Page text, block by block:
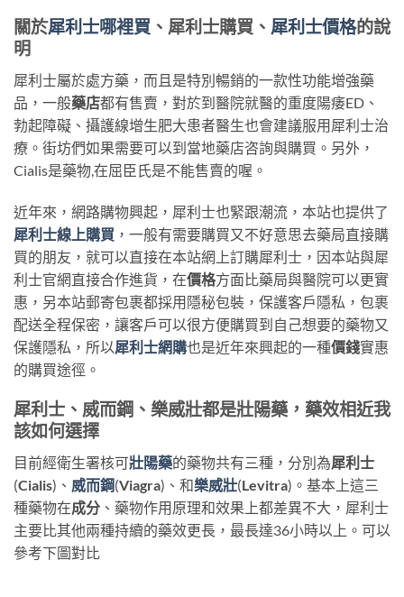
關於犀利士哪裡買 、犀利士購買、 犀利士價格的說
明
犀利士屬於處方藥，而且是特別暢銷的一款性功能增強藥
品，一般藥店都有售賣，對於到醫院就醫的重度陽痿ED、
勃起障礙、攝護線增生肥大患者醫生也會建議服用犀利士治
療。街坊們如果需要可以到當地藥店咨詢與購買。另外，
Cialis是藥物,在屈臣氏是不能售賣的喔。
近年來，網路購物興起，犀利士也緊跟潮流，本站也提供了
犀利士線上購買 ，一般有需要購買又不好意思去藥局直接購
買的朋友，就可以直接在本站網上訂購犀利士，因本站與犀
利士官網直接合作進貨，在價格方面比藥局與醫院可以更實
惠，另本站郵寄包裹都採用隱秘包裝，保護客戶隱私，包裹
配送全程保密，讓客戶可以很方便購買到自己想要的藥物又
保護隱私，所以犀利士網購也是近年來興起的一種價錢實惠
的購買途徑。
犀利士、威而鋼、樂威壯都是壯陽藥，藥效相近我
該如何選擇
目前經衛生署核可壯陽藥的藥物共有三種，分別為犀利士
(Cialis)、 威而鋼(Viagra)、和樂威壯(Levitra)。基本上這三
種藥物在成分 、藥物作用原理和效果上都差異不大，犀利士
主要比其他兩種持續的藥效更長，最長達36小時以上。可以
參考下圖對比